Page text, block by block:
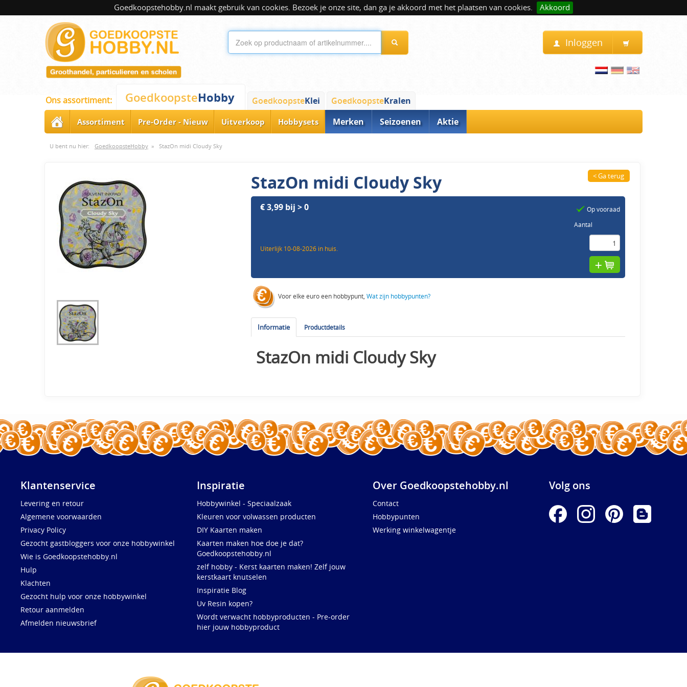
Goedkoopstehobby.nl maakt gebruik van cookies. Bezoek je onze site, dan ga je akkoord met het plaatsen van cookies. Akkoord
Inloggen
Ons assortiment: GoedkoopsteHobby GoedkoopsteKlei GoedkoopsteKralen
Assortiment Pre-Order - Nieuw Uitverkoop Hobbysets Merken Seizoenen Aktie
U bent nu hier: GoedkoopsteHobby » StazOn midi Cloudy Sky
StazOn midi Cloudy Sky < Ga terug
€ 3,99 bij > 0
Uiterlijk 10-08-2026 in huis.
Op vooraad
Aantal
Voor elke euro een hobbypunt,Wat zijn hobbypunten?
Informatie Productdetails
StazOn midi Cloudy Sky
Klantenservice
Levering en retour
Algemene voorwaarden
Privacy Policy
Gezocht gastbloggers voor onze hobbywinkel
Wie is Goedkoopstehobby.nl
Hulp
Klachten
Gezocht hulp voor onze hobbywinkel
Retour aanmelden
Afmelden nieuwsbrief
Inspiratie
Hobbywinkel - Speciaalzaak
Kleuren voor volwassen producten
DIY Kaarten maken
Kaarten maken hoe doe je dat?
Goedkoopstehobby.nl
zelf hobby - Kerst kaarten maken! Zelf jouw
kerstkaart knutselen
Inspiratie Blog
Uv Resin kopen?
Wordt verwacht hobbyproducten - Pre-order
hier jouw hobbyproduct
Over Goedkoopstehobby.nl
Contact
Hobbypunten
Werking winkelwagentje
Volg ons